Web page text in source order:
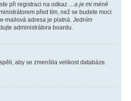
při registraci na odkaz …a je mi méně
před tím, než se budete moci
mailová adresa je platná. Jedním
administrátora boardu.
aby se zmenšila velikost databáze.